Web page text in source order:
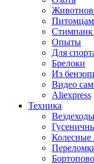
Питомцам
Стимпанк
Опыты
Для
Брелоки
Из
Видео
Aliexpress
Техника
Вездеходы
Колесные